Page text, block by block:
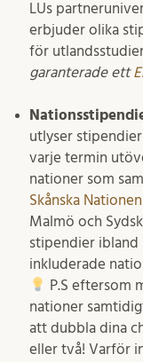
LUs
erbjuder olika
för
garanterade ett
utlyser
varje termin
nationer som
Skånska Nationen
Malmö och
stipendier ibland
inkluderade
P.S eftersom
nationer
att dubbla dina
eller två! Varför